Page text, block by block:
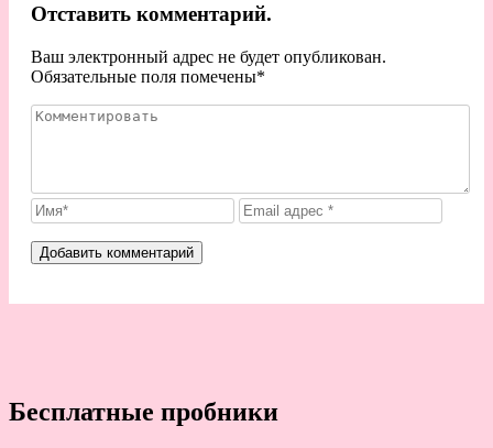
Отставить комментарий.
Ваш электронный адрес не будет опубликован.
Обязательные поля помечены*
Бесплатные пробники